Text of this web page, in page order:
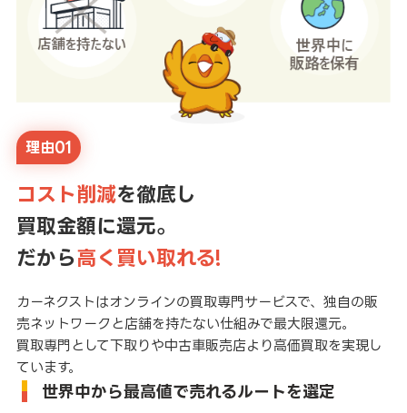
理由01
コスト削減を徹底し
買取金額に還元。
だから高く買い取れる!
カーネクストはオンラインの買取専門サービスで、独自の販
売ネットワークと店舗を持たない仕組みで最大限還元。
買取専門として下取りや中古車販売店より高価買取を実現し
ています。
世界中から最高値で売れるルートを選定